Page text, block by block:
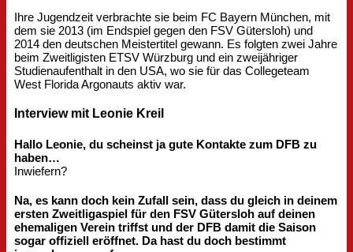
Ihre Jugendzeit verbrachte sie beim FC Bayern München, mit
dem sie 2013 (im Endspiel gegen den FSV Gütersloh) und
2014 den deutschen Meistertitel gewann. Es folgten zwei Jahre
beim Zweitligisten ETSV Würzburg und ein zweijähriger
Studienaufenthalt in den USA, wo sie für das Collegeteam
West Florida Argonauts aktiv war.
Interview mit Leonie Kreil
Hallo Leonie, du scheinst ja gute Kontakte zum DFB zu
haben…
Inwiefern?
Na, es kann doch kein Zufall sein, dass du gleich in deinem
ersten Zweitligaspiel für den FSV Gütersloh auf deinen
ehemaligen Verein triffst und der DFB damit die Saison
sogar offiziell eröffnet. Da hast du doch bestimmt